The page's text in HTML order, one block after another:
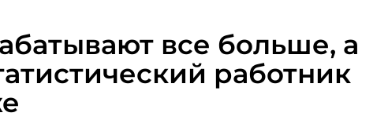
все больше, а
работник